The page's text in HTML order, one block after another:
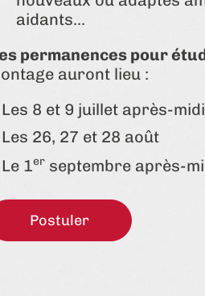
aidants...
permanences pour
auront lieu :
Les 8 et 9 juillet après-midi
Les 26, 27 et 28 août
Le 1er septembre après-
Postuler